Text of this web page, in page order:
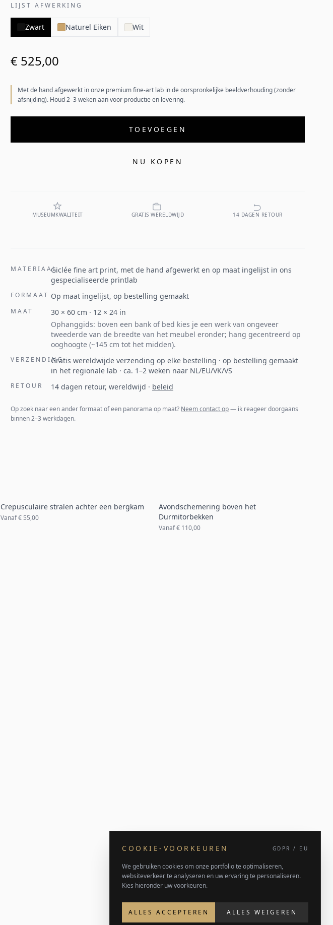
LIJST AFWERKING
Zwart Naturel Eiken Wit
€ 525,00
Met de hand afgewerkt in onze premium fine-art lab in de oorspronkelijke beeldverhouding (zonder
afsnijding). Houd 2–3 weken aan voor productie en levering.
TOEVOEGEN
NU KOPEN
MUSEUMKWALITEIT GRATIS WERELDWIJD 14 DAGEN RETOUR
MATERIAALGiclée fine art print, met de hand afgewerkt en op maat ingelijst in ons
gespecialiseerde printlab
FORMAAT Op maat ingelijst, op bestelling gemaakt
MAAT 30 × 60 cm · 12 × 24 in
Ophanggids: boven een bank of bed kies je een werk van ongeveer
tweederde van de breedte van het meubel eronder; hang gecentreerd op
ooghoogte (~145 cm tot het midden).
VERZENDINGGratis wereldwijde verzending op elke bestelling · op bestelling gemaakt
in het regionale lab · ca. 1–2 weken naar NL/EU/VK/VS
RETOUR 14 dagen retour, wereldwijd · beleid
Op zoek naar een ander formaat of een panorama op maat? Neem contact op— ik reageer doorgaans
binnen 2–3 werkdagen.
Crepusculaire stralen achter een bergkam
Vanaf€ 55,00
Avondschemering boven het
Durmitorbekken
Vanaf€ 110,00
COOKIE-VOORKEUREN GDPR / EU
We gebruiken cookies om onze portfolio te optimaliseren,
websiteverkeer te analyseren en uw ervaring te personaliseren.
Kies hieronder uw voorkeuren.
ALLES ACCEPTEREN ALLES WEIGEREN